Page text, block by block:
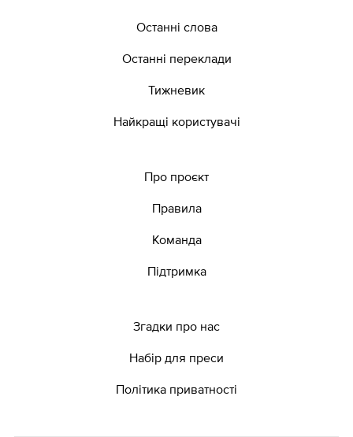
Останні слова
Останні переклади
Тижневик
Найкращі користувачі
Про проєкт
Правила
Команда
Підтримка
Згадки про нас
Набір для преси
Політика приватності